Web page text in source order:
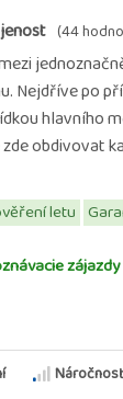
(44
Nejdříve po
hlavního
obdivovat
letu